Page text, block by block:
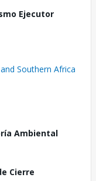
Ejecutor
Southern Africa
Ambiental
Cierre